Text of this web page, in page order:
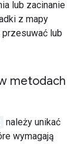
lub zacinanie
z mapy
lub
metodach
należy unikać
wymagają